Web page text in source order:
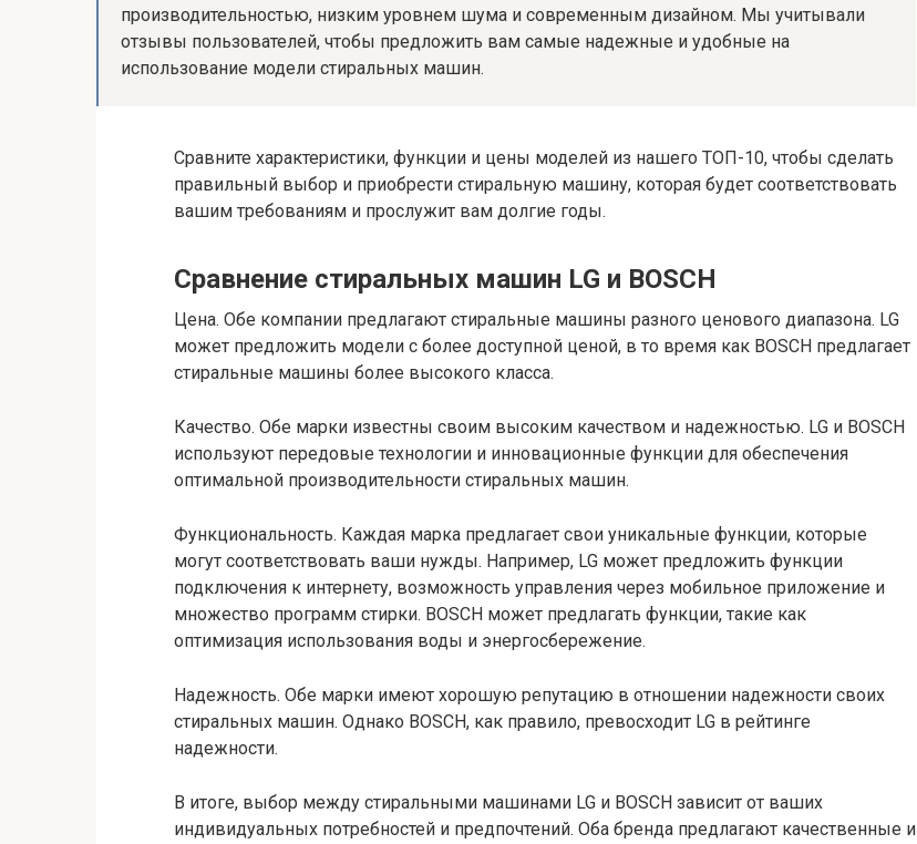
производительностью, низким уровнем шума и современным дизайном. Мы учитывали
отзывы пользователей, чтобы предложить вам самые надежные и удобные на
использование модели стиральных машин.
Сравните характеристики, функции и цены моделей из нашего ТОП-10, чтобы сделать
правильный выбор и приобрести стиральную машину, которая будет соответствовать
вашим требованиям и прослужит вам долгие годы.
Сравнение стиральных машин LG и BOSCH
Цена. Обе компании предлагают стиральные машины разного ценового диапазона. LG
может предложить модели с более доступной ценой, в то время как BOSCH предлагает
стиральные машины более высокого класса.
Качество. Обе марки известны своим высоким качеством и надежностью. LG и BOSCH
используют передовые технологии и инновационные функции для обеспечения
оптимальной производительности стиральных машин.
Функциональность. Каждая марка предлагает свои уникальные функции, которые
могут соответствовать ваши нужды. Например, LG может предложить функции
подключения к интернету, возможность управления через мобильное приложение и
множество программ стирки. BOSCH может предлагать функции, такие как
оптимизация использования воды и энергосбережение.
Надежность. Обе марки имеют хорошую репутацию в отношении надежности своих
стиральных машин. Однако BOSCH, как правило, превосходит LG в рейтинге
надежности.
В итоге, выбор между стиральными машинами LG и BOSCH зависит от ваших
индивидуальных потребностей и предпочтений. Оба бренда предлагают качественные и